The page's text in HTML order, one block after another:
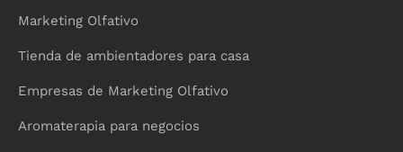
Marketing Olfativo
Tienda de ambientadores para casa
Empresas de Marketing Olfativo
Aromaterapia para negocios